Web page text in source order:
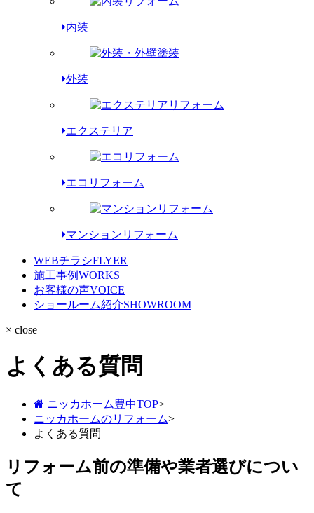
内装
外装
エクステリア
エコリフォーム
マンションリフォーム
WEBチラシFLYER
施工事例WORKS
お客様の声VOICE
ショールーム紹介SHOWROOM
× close
よくある質問
ニッカホーム豊中TOP>
ニッカホームのリフォーム>
よくある質問
リフォーム前の準備や業者選びについ
て